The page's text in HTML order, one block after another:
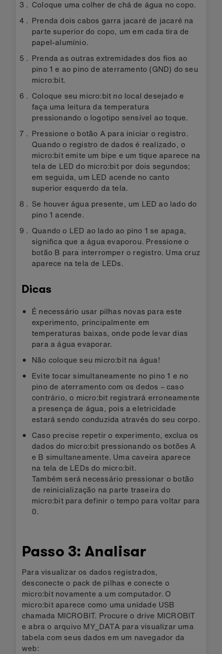
Coloque uma colher de chá de água no copo.
Prenda dois cabos garra jacaré de jacaré na
parte superior do copo, um em cada tira de
papel-alumínio.
Prenda as outras extremidades dos fios ao
pino 1 e ao pino de aterramento (GND) do seu
micro:bit.
Coloque seu micro:bit no local desejado e
faça uma leitura da temperatura
pressionando o logotipo sensível ao toque.
Pressione o botão A para iniciar o registro.
Quando o registro de dados é realizado, o
micro:bit emite um bipe e um tique aparece na
tela de LED do micro:bit por dois segundos;
em seguida, um LED acende no canto
superior esquerdo da tela.
Se houver água presente, um LED ao lado do
pino 1 acende.
Quando o LED ao lado ao pino 1 se apaga,
significa que a água evaporou. Pressione o
botão B para interromper o registro. Uma cruz
aparece na tela de LEDs.
Dicas
É necessário usar pilhas novas para este
experimento, principalmente em
temperaturas baixas, onde pode levar dias
para a água evaporar.
Não coloque seu micro:bit na água!
Evite tocar simultaneamente no pino 1 e no
pino de aterramento com os dedos – caso
contrário, o micro:bit registrará erroneamente
a presença de água, pois a eletricidade
estará sendo conduzida através do seu corpo.
Caso precise repetir o experimento, exclua os
dados do micro:bit pressionando os botões A
e B simultaneamente. Uma caveira aparece
na tela de LEDs do micro:bit.
Também será necessário pressionar o botão
de reinicialização na parte traseira do
micro:bit para definir o tempo para voltar para
0.
Passo 3: Analisar
Para visualizar os dados registrados,
desconecte o pack de pilhas e conecte o
micro:bit novamente a um computador. O
micro:bit aparece como uma unidade USB
chamada MICROBIT. Procure o drive MICROBIT
e abra o arquivo MY_DATA para visualizar uma
tabela com seus dados em um navegador da
web: